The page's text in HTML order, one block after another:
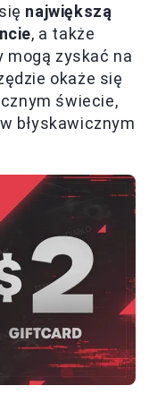
największą
, a także
mogą zyskać na
okaże się
świecie,
błyskawicznym